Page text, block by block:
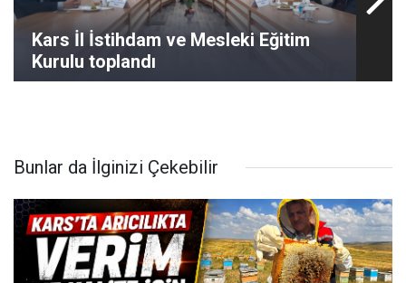
Kars İl İstihdam ve Mesleki Eğitim
Kurulu toplandı
Bunlar da İlginizi Çekebilir